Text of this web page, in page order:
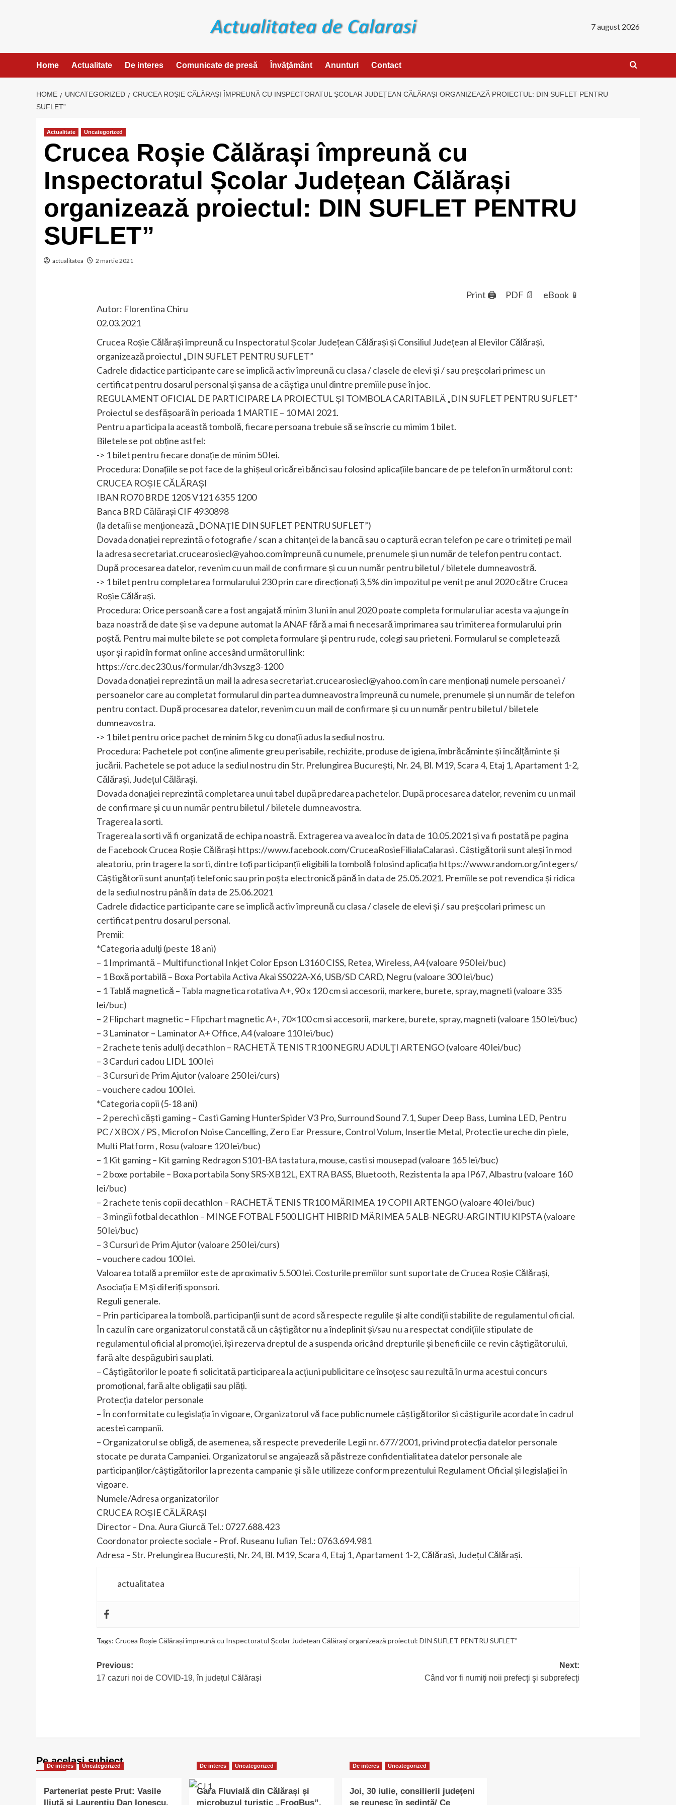
7 august 2026
Home Actualitate De interes Comunicate de presă Învăţământ Anunturi Contact
HOME UNCATEGORIZED
CRUCEA ROȘIE CĂLĂRAȘI ÎMPREUNĂ CU INSPECTORATUL ȘCOLAR JUDEȚEAN CĂLĂRAȘI ORGANIZEAZĂ PROIECTUL: DIN SUFLET PENTRU
SUFLET”
Actualitate Uncategorized
Crucea Roșie Călărași împreună cu
Inspectoratul Școlar Județean Călărași
organizează proiectul: DIN SUFLET PENTRU
SUFLET”
actualitatea 2 martie 2021
Print 🖨 PDF 📄
eBook 📱
Autor: Florentina Chiru
02.03.2021
Crucea Roșie Călărași împreună cu Inspectoratul Școlar Județean Călărași și Consiliul Județean al Elevilor Călărași,
organizează proiectul „DIN SUFLET PENTRU SUFLET”
Cadrele didactice participante care se implică activ împreună cu clasa / clasele de elevi și / sau preșcolari primesc un
certificat pentru dosarul personal și șansa de a căștiga unul dintre premiile puse în joc.
REGULAMENT OFICIAL DE PARTICIPARE LA PROIECTUL ȘI TOMBOLA CARITABILĂ „DIN SUFLET PENTRU SUFLET”
Proiectul se desfășoară în perioada 1 MARTIE – 10 MAI 2021.
Pentru a participa la această tombolă, fiecare persoana trebuie să se înscrie cu mimim 1 bilet.
Biletele se pot obține astfel:
-> 1 bilet pentru fiecare donație de minim 50 lei.
Procedura: Donațiile se pot face de la ghișeul oricărei bănci sau folosind aplicațiile bancare de pe telefon în următorul cont:
CRUCEA ROȘIE CĂLĂRAȘI
IBAN RO70 BRDE 120S V121 6355 1200
Banca BRD Călărași CIF 4930898
(la detalii se menționează „DONAȚIE DIN SUFLET PENTRU SUFLET”)
Dovada donației reprezintă o fotografie / scan a chitanței de la bancă sau o captură ecran telefon pe care o trimiteți pe mail
la adresa secretariat.crucearosiecl@yahoo.com împreună cu numele, prenumele și un număr de telefon pentru contact.
După procesarea datelor, revenim cu un mail de confirmare și cu un număr pentru biletul / biletele dumneavostră.
-> 1 bilet pentru completarea formularului 230 prin care direcționați 3,5% din impozitul pe venit pe anul 2020 către Crucea
Roșie Călărași.
Procedura: Orice persoană care a fost angajată minim 3 luni în anul 2020 poate completa formularul iar acesta va ajunge în
baza noastră de date și se va depune automat la ANAF fără a mai fi necesară imprimarea sau trimiterea formularului prin
poștă. Pentru mai multe bilete se pot completa formulare și pentru rude, colegi sau prieteni. Formularul se completează
ușor și rapid în format online accesând următorul link:
https://crc.dec230.us/formular/dh3vszg3-1200
Dovada donației reprezintă un mail la adresa secretariat.crucearosiecl@yahoo.com în care menționați numele persoanei /
persoanelor care au completat formularul din partea dumneavostra împreună cu numele, prenumele și un număr de telefon
pentru contact. După procesarea datelor, revenim cu un mail de confirmare și cu un număr pentru biletul / biletele
dumneavostra.
-> 1 bilet pentru orice pachet de minim 5 kg cu donații adus la sediul nostru.
Procedura: Pachetele pot conține alimente greu perisabile, rechizite, produse de igiena, îmbrăcăminte și încălțăminte și
jucării. Pachetele se pot aduce la sediul nostru din Str. Prelungirea București, Nr. 24, Bl. M19, Scara 4, Etaj 1, Apartament 1-2,
Călărași, Județul Călărași.
Dovada donației reprezintă completarea unui tabel după predarea pachetelor. După procesarea datelor, revenim cu un mail
de confirmare și cu un număr pentru biletul / biletele dumneavostra.
Tragerea la sorti.
Tragerea la sorti vă fi organizată de echipa noastră. Extragerea va avea loc în data de 10.05.2021 și va fi postată pe pagina
de Facebook Crucea Roșie Călărași https://www.facebook.com/CruceaRosieFilialaCalarasi . Câștigătorii sunt aleși în mod
aleatoriu, prin tragere la sorti, dintre toți participanții eligibili la tombolă folosind aplicația https://www.random.org/integers/
Câștigătorii sunt anunțați telefonic sau prin poșta electronică până în data de 25.05.2021. Premiile se pot revendica și ridica
de la sediul nostru până în data de 25.06.2021
Cadrele didactice participante care se implică activ împreună cu clasa / clasele de elevi și / sau preșcolari primesc un
certificat pentru dosarul personal.
Premii:
*Categoria adulți (peste 18 ani)
– 1 Imprimantă – Multifunctional Inkjet Color Epson L3160 CISS, Retea, Wireless, A4 (valoare 950 lei/buc)
– 1 Boxă portabilă – Boxa Portabila Activa Akai SS022A-X6, USB/SD CARD, Negru (valoare 300 lei/buc)
– 1 Tablă magnetică – Tabla magnetica rotativa A+, 90 x 120 cm si accesorii, markere, burete, spray, magneti (valoare 335
lei/buc)
– 2 Flipchart magnetic – Flipchart magnetic A+, 70×100 cm si accesorii, markere, burete, spray, magneti (valoare 150 lei/buc)
– 3 Laminator – Laminator A+ Office, A4 (valoare 110 lei/buc)
– 2 rachete tenis adulți decathlon – RACHETĂ TENIS TR100 NEGRU ADULŢI ARTENGO (valoare 40 lei/buc)
– 3 Carduri cadou LIDL 100 lei
– 3 Cursuri de Prim Ajutor (valoare 250 lei/curs)
– vouchere cadou 100 lei.
*Categoria copii (5-18 ani)
– 2 perechi căști gaming – Casti Gaming HunterSpider V3 Pro, Surround Sound 7.1, Super Deep Bass, Lumina LED, Pentru
PC / XBOX / PS , Microfon Noise Cancelling, Zero Ear Pressure, Control Volum, Insertie Metal, Protectie ureche din piele,
Multi Platform , Rosu (valoare 120 lei/buc)
– 1 Kit gaming – Kit gaming Redragon S101-BA tastatura, mouse, casti si mousepad (valoare 165 lei/buc)
– 2 boxe portabile – Boxa portabila Sony SRS-XB12L, EXTRA BASS, Bluetooth, Rezistenta la apa IP67, Albastru (valoare 160
lei/buc)
– 2 rachete tenis copii decathlon – RACHETĂ TENIS TR100 MĂRIMEA 19 COPII ARTENGO (valoare 40 lei/buc)
– 3 mingii fotbal decathlon – MINGE FOTBAL F500 LIGHT HIBRID MĂRIMEA 5 ALB-NEGRU-ARGINTIU KIPSTA (valoare
50 lei/buc)
– 3 Cursuri de Prim Ajutor (valoare 250 lei/curs)
– vouchere cadou 100 lei.
Valoarea totală a premiilor este de aproximativ 5.500 lei. Costurile premiilor sunt suportate de Crucea Roșie Călărași,
Asociația EM și diferiți sponsori.
Reguli generale.
– Prin participarea la tombolă, participanții sunt de acord să respecte regulile și alte condiții stabilite de regulamentul oficial.
În cazul în care organizatorul constată că un câștigător nu a îndeplinit și/sau nu a respectat condițiile stipulate de
regulamentul oficial al promoției, își rezerva dreptul de a suspenda oricând drepturile și beneficiile ce revin câștigătorului,
fară alte despăgubiri sau plati.
– Câștigătorilor le poate fi solicitată participarea la acțiuni publicitare ce însoțesc sau rezultă în urma acestui concurs
promoțional, fară alte obligații sau plăți.
Protecția datelor personale
– În conformitate cu legislația în vigoare, Organizatorul vă face public numele câștigătorilor și câștigurile acordate în cadrul
acestei campanii.
– Organizatorul se obligă, de asemenea, să respecte prevederile Legii nr. 677/2001, privind protecția datelor personale
stocate pe durata Campaniei. Organizatorul se angajează să păstreze confidentialitatea datelor personale ale
participanților/câștigătorilor la prezenta campanie și să le utilizeze conform prezentului Regulament Oficial și legislației în
vigoare.
Numele/Adresa organizatorilor
CRUCEA ROȘIE CĂLĂRAȘI
Director – Dna. Aura Giurcă Tel.: 0727.688.423
Coordonator proiecte sociale – Prof. Ruseanu Iulian Tel.: 0763.694.981
Adresa – Str. Prelungirea București, Nr. 24, Bl. M19, Scara 4, Etaj 1, Apartament 1-2, Călărași, Județul Călărași.
actualitatea
Tags:Crucea Roșie Călărași împreună cu Inspectoratul Școlar Județean Călărași organizează proiectul: DIN SUFLET PENTRU SUFLET"
Post
navigation
Previous:
17 cazuri noi de COVID-19, în județul Călărași
Next:
Când vor fi numiţi noii prefecţi şi subprefecţi
Pe acelasi subiect
De interes Uncategorized
Parteneriat peste Prut: Vasile
Iliuță și Laurențiu Dan Ionescu,
De interes Uncategorized
Gara Fluvială din Călărași și
microbuzul turistic „FrogBus”,
De interes Uncategorized
Joi, 30 iulie, consilierii județeni
se reunesc în ședință/ Ce